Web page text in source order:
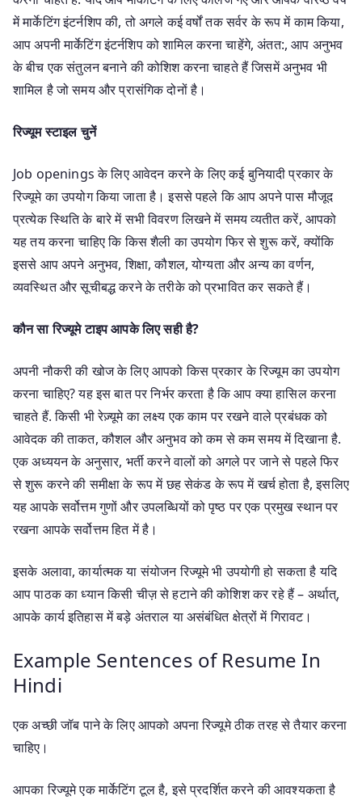
में मार्केटिंग इंटर्नशिप की, तो अगले कई वर्षों तक सर्वर के रूप में काम किया,
आप अपनी मार्केटिंग इंटर्नशिप को शामिल करना चाहेंगे, अंतत:, आप अनुभव
के बीच एक संतुलन बनाने की कोशिश करना चाहते हैं जिसमें अनुभव भी
शामिल है जो समय और प्रासंगिक दोनों है।
रिज्यूम स्टाइल चुनें
Job openings के लिए आवेदन करने के लिए कई बुनियादी प्रकार के
रिज्यूमे का उपयोग किया जाता है। इससे पहले कि आप अपने पास मौजूद
प्रत्येक स्थिति के बारे में सभी विवरण लिखने में समय व्यतीत करें, आपको
यह तय करना चाहिए कि किस शैली का उपयोग फिर से शुरू करें, क्योंकि
इससे आप अपने अनुभव, शिक्षा, कौशल, योग्यता और अन्य का वर्णन,
व्यवस्थित और सूचीबद्ध करने के तरीके को प्रभावित कर सकते हैं।
कौन सा रिज्यूमे टाइप आपके लिए सही है?
अपनी नौकरी की खोज के लिए आपको किस प्रकार के रिज्यूम का उपयोग
करना चाहिए? यह इस बात पर निर्भर करता है कि आप क्या हासिल करना
चाहते हैं. किसी भी रेज़्यूमे का लक्ष्य एक काम पर रखने वाले प्रबंधक को
आवेदक की ताकत, कौशल और अनुभव को कम से कम समय में दिखाना है.
एक अध्ययन के अनुसार, भर्ती करने वालों को अगले पर जाने से पहले फिर
से शुरू करने की समीक्षा के रूप में छह सेकंड के रूप में खर्च होता है, इसलिए
यह आपके सर्वोत्तम गुणों और उपलब्धियों को पृष्ठ पर एक प्रमुख स्थान पर
रखना आपके सर्वोत्तम हित में है।
इसके अलावा, कार्यात्मक या संयोजन रिज्यूमे भी उपयोगी हो सकता है यदि
आप पाठक का ध्यान किसी चीज़ से हटाने की कोशिश कर रहे हैं – अर्थात्,
आपके कार्य इतिहास में बड़े अंतराल या असंबंधित क्षेत्रों में गिरावट।
Example Sentences of Resume In
Hindi
एक अच्छी जॉब पाने के लिए आपको अपना रिज्यूमे ठीक तरह से तैयार करना
चाहिए।
आपका रिज्यूमे एक मार्केटिंग टूल है, इसे प्रदर्शित करने की आवश्यकता है